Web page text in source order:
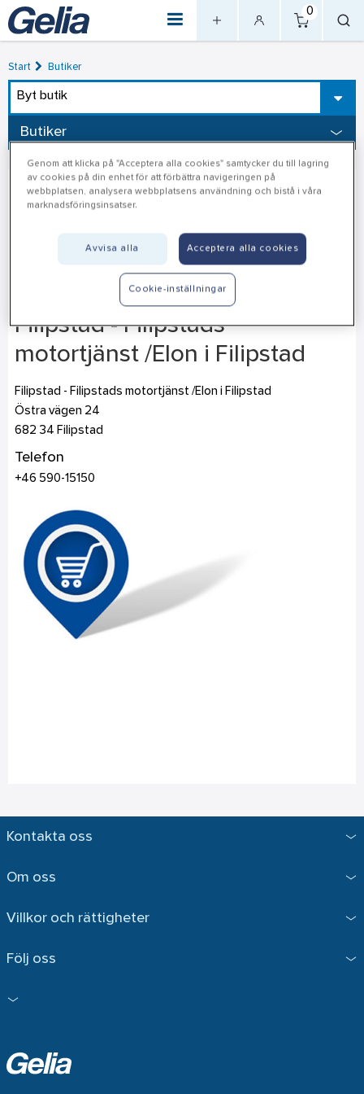
0
Start Butiker
Byt butik
Butiker
Filipstad - Filipstads
motortjänst /Elon i Filipstad
Filipstad - Filipstads motortjänst /Elon i Filipstad
Östra vägen 24
682 34 Filipstad
Telefon
+46 590-15150
Kontakta oss
Om oss
Villkor och rättigheter
Följ oss
Genom att klicka på "Acceptera alla cookies" samtycker du till lagring
av cookies på din enhet för att förbättra navigeringen på
webbplatsen, analysera webbplatsens användning och bistå i våra
marknadsföringsinsatser.
Avvisa alla Acceptera alla cookies
Cookie-inställningar